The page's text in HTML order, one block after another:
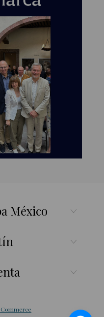
México